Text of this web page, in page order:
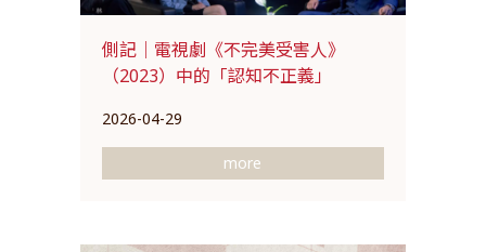
側記｜電視劇《不完美受害人》
（2023）中的「認知不正義」
2026-04-29
more